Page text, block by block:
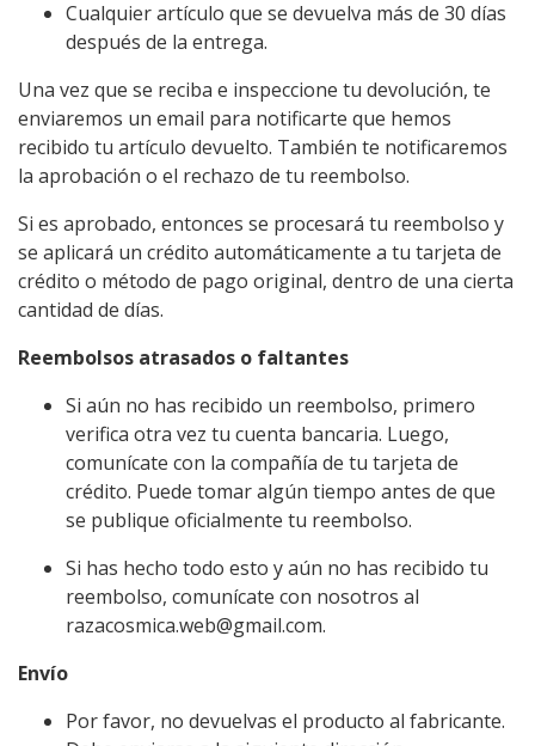
Cualquier artículo que se devuelva más de 30 días
después de la entrega.
Una vez que se reciba e inspeccione tu devolución, te
enviaremos un email para notificarte que hemos
recibido tu artículo devuelto. También te notificaremos
la aprobación o el rechazo de tu reembolso.
Si es aprobado, entonces se procesará tu reembolso y
se aplicará un crédito automáticamente a tu tarjeta de
crédito o método de pago original, dentro de una cierta
cantidad de días.
Reembolsos atrasados ​​o faltantes
Si aún no has recibido un reembolso, primero
verifica otra vez tu cuenta bancaria. Luego,
comunícate con la compañía de tu tarjeta de
crédito. Puede tomar algún tiempo antes de que
se publique oficialmente tu reembolso.
Si has hecho todo esto y aún no has recibido tu
reembolso, comunícate con nosotros al
razacosmica.web@gmail.com.
Envío
Por favor, no devuelvas el producto al fabricante.